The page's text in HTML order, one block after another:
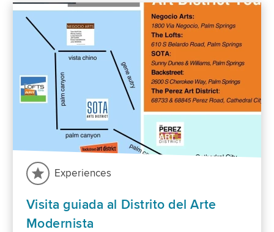
Experiences
Visita guiada al Distrito del Arte
Modernista